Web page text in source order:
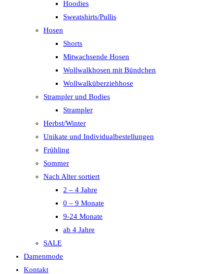
Hoodies
Sweatshirts/Pullis
Hosen
Shorts
Mitwachsende Hosen
Wollwalkhosen mit Bündchen
Wollwalküberziehhose
Strampler und Bodies
Strampler
Herbst/Winter
Unikate und Individualbestellungen
Frühling
Sommer
Nach Alter sortiert
2 – 4 Jahre
0 – 9 Monate
9-24 Monate
ab 4 Jahre
SALE
Damenmode
Kontakt